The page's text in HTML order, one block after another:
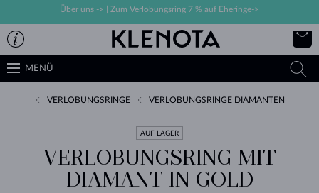
Über uns -> Zum Verlobungsring 7 % auf Eheringe->
MENÜ
VERLOBUNGSRINGE VERLOBUNGSRINGE DIAMANTEN
AUF LAGER
VERLOBUNGSRING MIT
DIAMANT IN GOLD